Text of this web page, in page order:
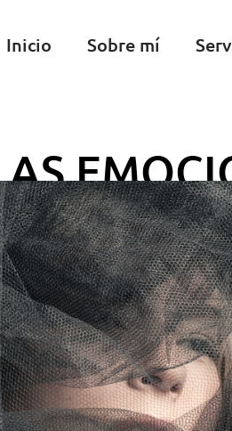
Inicio Sobre mí